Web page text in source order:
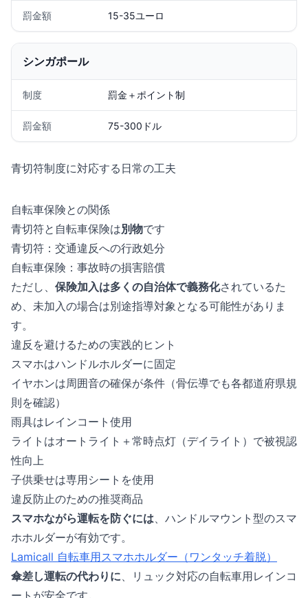
罰金額 15-35ユーロ
シンガポール
制度 罰金＋ポイント制
罰金額 75-300ドル
青切符制度に対応する日常の工夫
自転車保険との関係
青切符と自転車保険は別物です
青切符：交通違反への行政処分
自転車保険：事故時の損害賠償
ただし、 保険加入は多くの自治体で義務化されているた
め、未加入の場合は別途指導対象となる可能性がありま
す。
違反を避けるための実践的ヒント
スマホはハンドルホルダーに固定
イヤホンは周囲音の確保が条件（骨伝導でも各都道府県規
則を確認）
雨具はレインコート使用
ライトはオートライト＋常時点灯（デイライト）で被視認
性向上
子供乗せは専用シートを使用
違反防止のための推奨商品
スマホながら運転を防ぐには、ハンドルマウント型のスマ
ホホルダーが有効です。
Lamicall 自転車用スマホホルダー（ワンタッチ着脱）
傘差し運転の代わりに、リュック対応の自転車用レインコ
ートが安全です。